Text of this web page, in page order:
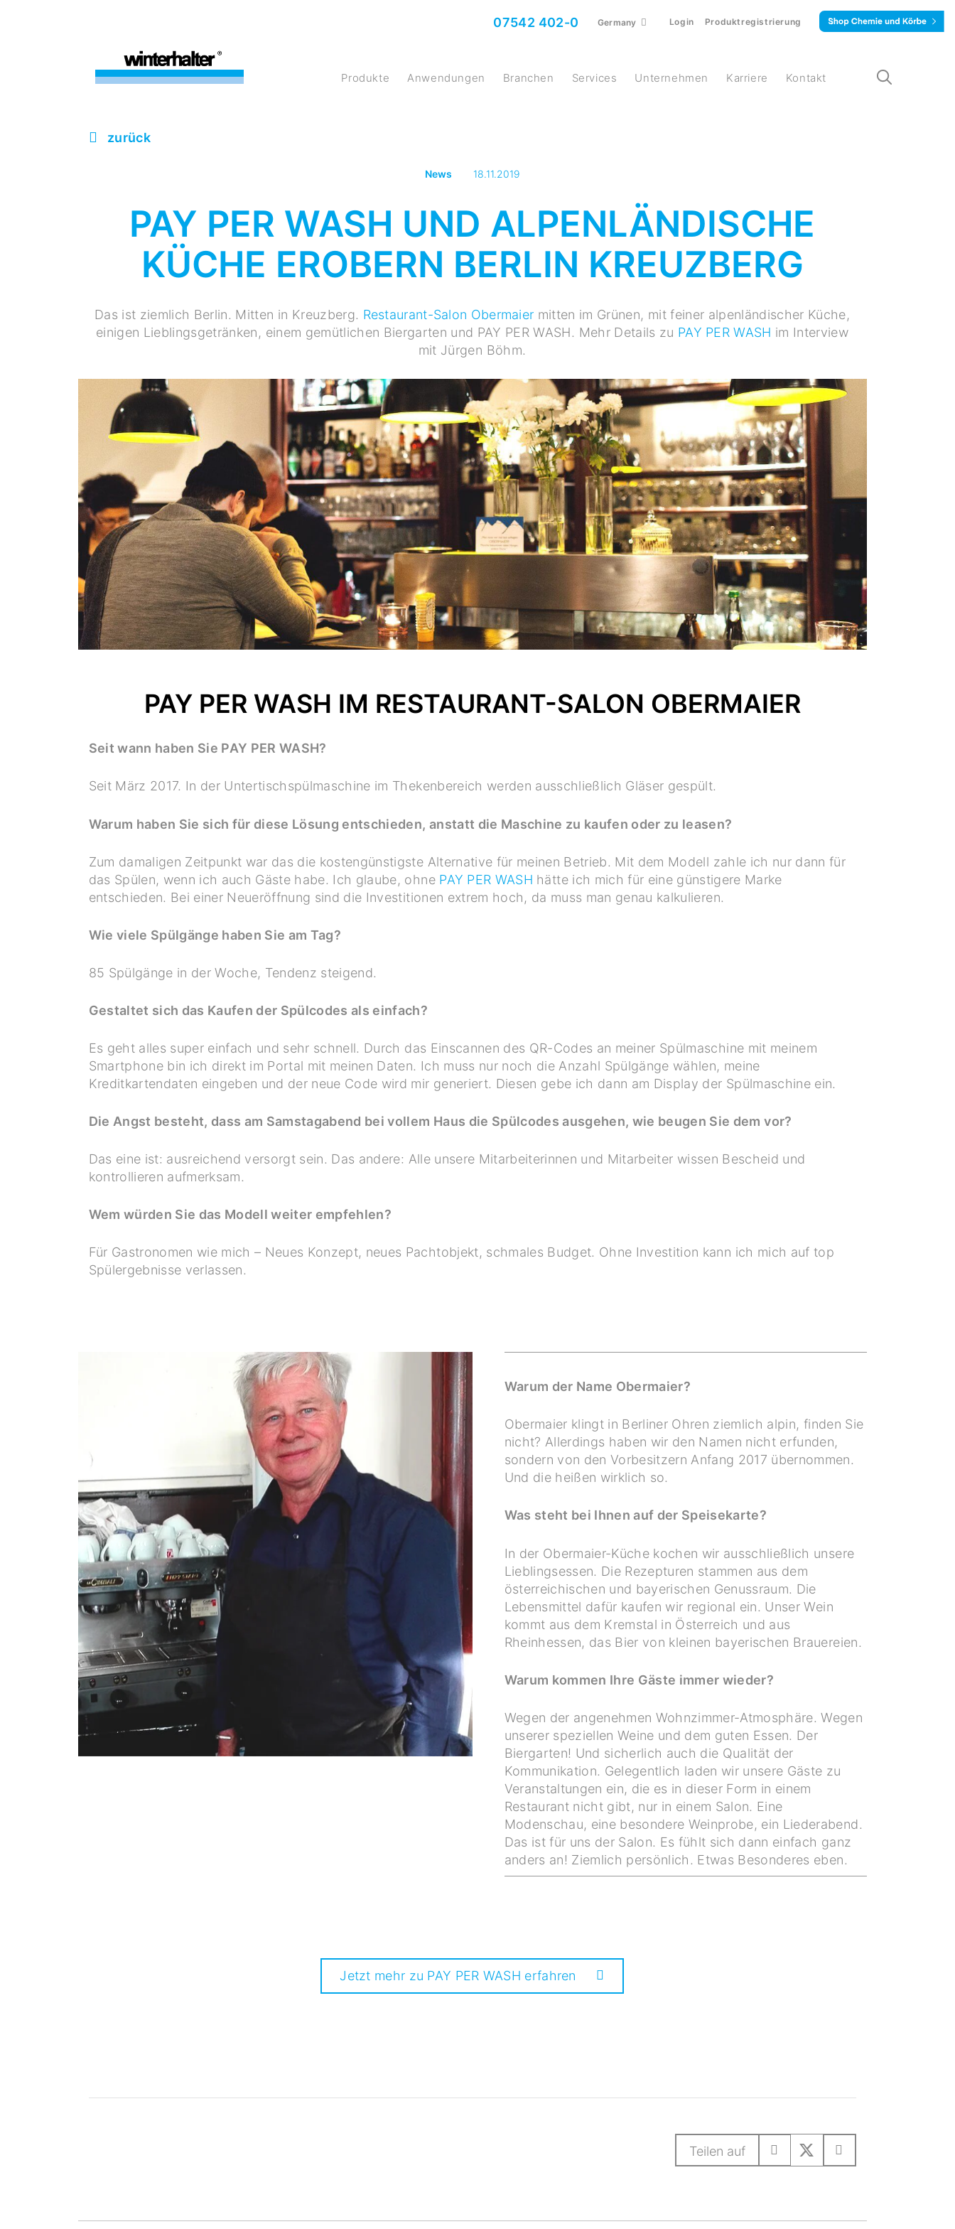
07542 402-0 Germany Login Produktregistrierung
Produkte Anwendungen Branchen Services Unternehmen Karriere Kontakt
zurück
News 18.11.2019
PAY PER WASH UND ALPENLÄNDISCHE
KÜCHE EROBERN BERLIN KREUZBERG
Das ist ziemlich Berlin. Mitten in Kreuzberg. Restaurant-Salon Obermaier mitten im Grünen, mit feiner alpenländischer Küche,
einigen Lieblingsgetränken, einem gemütlichen Biergarten und PAY PER WASH. Mehr Details zu PAY PER WASH im Interview
mit Jürgen Böhm.
PAY PER WASH IM RESTAURANT-SALON OBERMAIER
Seit wann haben Sie PAY PER WASH?
Seit März 2017. In der Untertischspülmaschine im Thekenbereich werden ausschließlich Gläser gespült.
Warum haben Sie sich für diese Lösung entschieden, anstatt die Maschine zu kaufen oder zu leasen?
Zum damaligen Zeitpunkt war das die kostengünstigste Alternative für meinen Betrieb. Mit dem Modell zahle ich nur dann für
das Spülen, wenn ich auch Gäste habe. Ich glaube, ohne PAY PER WASH hätte ich mich für eine günstigere Marke
entschieden. Bei einer Neueröffnung sind die Investitionen extrem hoch, da muss man genau kalkulieren.
Wie viele Spülgänge haben Sie am Tag?
85 Spülgänge in der Woche, Tendenz steigend.
Gestaltet sich das Kaufen der Spülcodes als einfach?
Es geht alles super einfach und sehr schnell. Durch das Einscannen des QR-Codes an meiner Spülmaschine mit meinem
Smartphone bin ich direkt im Portal mit meinen Daten. Ich muss nur noch die Anzahl Spülgänge wählen, meine
Kreditkartendaten eingeben und der neue Code wird mir generiert. Diesen gebe ich dann am Display der Spülmaschine ein.
Die Angst besteht, dass am Samstagabend bei vollem Haus die Spülcodes ausgehen, wie beugen Sie dem vor?
Das eine ist: ausreichend versorgt sein. Das andere: Alle unsere Mitarbeiterinnen und Mitarbeiter wissen Bescheid und
kontrollieren aufmerksam.
Wem würden Sie das Modell weiter empfehlen?
Für Gastronomen wie mich – Neues Konzept, neues Pachtobjekt, schmales Budget. Ohne Investition kann ich mich auf top
Spülergebnisse verlassen.
Warum der Name Obermaier?
Obermaier klingt in Berliner Ohren ziemlich alpin, finden Sie
nicht? Allerdings haben wir den Namen nicht erfunden,
sondern von den Vorbesitzern Anfang 2017 übernommen.
Und die heißen wirklich so.
Was steht bei Ihnen auf der Speisekarte?
In der Obermaier-Küche kochen wir ausschließlich unsere
Lieblingsessen. Die Rezepturen stammen aus dem
österreichischen und bayerischen Genussraum. Die
Lebensmittel dafür kaufen wir regional ein. Unser Wein
kommt aus dem Kremstal in Österreich und aus
Rheinhessen, das Bier von kleinen bayerischen Brauereien.
Warum kommen Ihre Gäste immer wieder?
Wegen der angenehmen Wohnzimmer-Atmosphäre. Wegen
unserer speziellen Weine und dem guten Essen. Der
Biergarten! Und sicherlich auch die Qualität der
Kommunikation. Gelegentlich laden wir unsere Gäste zu
Veranstaltungen ein, die es in dieser Form in einem
Restaurant nicht gibt, nur in einem Salon. Eine
Modenschau, eine besondere Weinprobe, ein Liederabend.
Das ist für uns der Salon. Es fühlt sich dann einfach ganz
anders an! Ziemlich persönlich. Etwas Besonderes eben.
Jetzt mehr zu PAY PER WASH erfahren
Teilen auf